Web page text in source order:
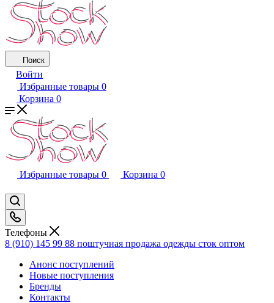
Поиск
Войти
Избранные товары 0
Корзина 0
Избранные товары 0 Корзина 0
Телефоны
8 (910) 145 99 88 поштучная продажа одежды сток оптом
Анонс поступлений
Новые поступления
Бренды
Контакты